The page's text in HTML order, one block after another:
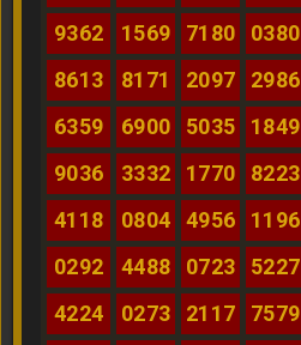
9362
1569 7180 0380
8613
8171 2097 2986
6359
6900 5035 1849
9036
3332 1770 8223
4118
0804 4956 1196
0292
4488 0723 5227
4224
0273 2117 7579